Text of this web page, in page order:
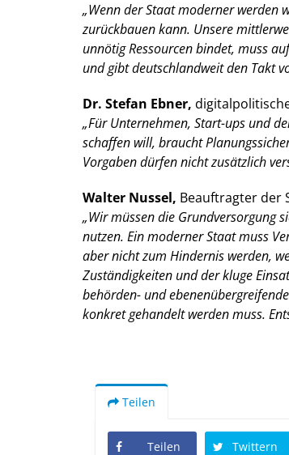
Wenn der Staat moderner werden
zurückbauen kann. Unsere
unnötig Ressourcen bindet, muss
und gibt deutschlandweit den Takt
Dr. Stefan Ebner,
Für Unternehmen, Start-ups und
schaffen will, braucht
Vorgaben dürfen nicht zusätzlich
Walter Nussel, Beauftragter der
Wir müssen die Grundversorgung
nutzen. Ein moderner Staat muss
aber nicht zum Hindernis werden,
Zuständigkeiten und der kluge
behörden- und
konkret gehandelt werden muss.
Teilen
Teilen Twittern